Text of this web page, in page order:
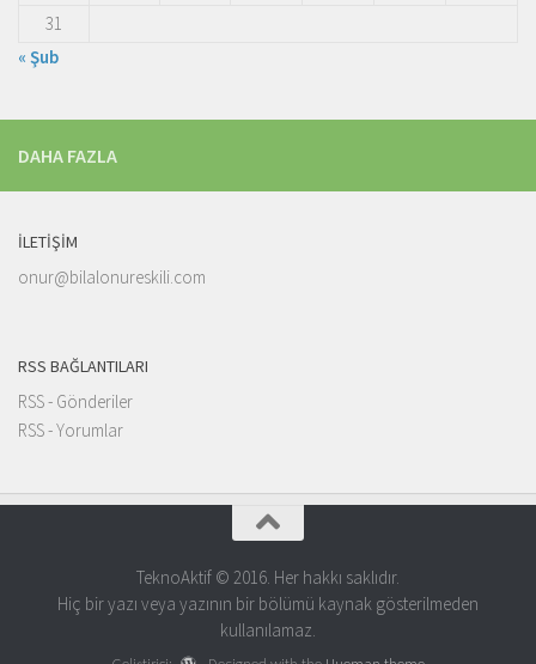
31
« Şub
DAHA FAZLA
İLETIŞIM
onur@bilalonureskili.com
RSS BAĞLANTILARI
RSS - Gönderiler
RSS - Yorumlar
TeknoAktif © 2016. Her hakkı saklıdır.
Hiç bir yazı veya yazının bir bölümü kaynak gösterilmeden
kullanılamaz.